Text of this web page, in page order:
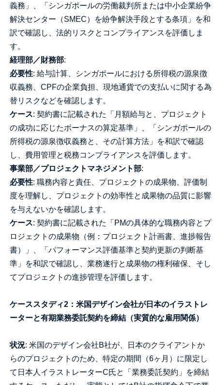
義務」、「シンガポールの労働裁判所または中小企業紛争
解決センター（SMEC）を紛争解決手段とする条項」を和
訳で確認し、法的リスクとコンプライアンスを評価しま
す。
経理部／財務部:
必要性: 給与計算、シンガポールにおける所得税の源泉徴
収義務、CPFの企業負担、現地通貨での支払いに関する為
替リスクなどを確認します。
ケース: 契約書に記載された「月額給与と、プロジェクト
の成功に応じたボーナスの算定基準」、「シンガポールの
所得税の源泉徴収義務と、その計算方法」を和訳で確認
し、費用管理と税務コンプライアンスを評価します。
事業部／プロジェクトマネジメント部:
必要性: 職務内容と責任、プロジェクトの成果物、評価制
度を理解し、プロジェクトの効率性と成果物の品質に影響
を与えないかを確認します。
ケース: 契約書に記載された「PMの具体的な職務内容とプ
ロジェクトの成果物（例：プロジェクト計画書、進捗報告
書）」、「パフォーマンス評価基準と契約更新の判断基
準」を和訳で確認し、業務遂行と成果物の権利確保、そし
てプロジェクトの進捗管理を評価します。
ケーススタディ2：米国デザイン会社が日本のイラストレ
ーターと有期業務委託契約を締結（実質的な雇用関係）
状況: 米国のデザイン会社B社が、日本のクライアントか
らのプロジェクトのため、特定の期間（6ヶ月）に限定し
て日本人イラストレーターC氏と「業務委託契約」を締結